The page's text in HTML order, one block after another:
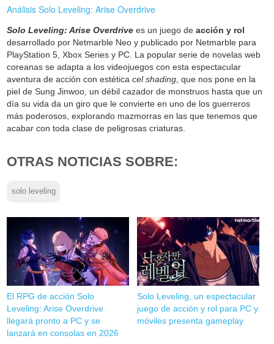
Análisis Solo Leveling: Arise Overdrive
Solo Leveling: Arise Overdrive es un juego deacción y rol
desarrollado por Netmarble Neo y publicado por Netmarble para
PlayStation 5, Xbox Series y PC. La popular serie de novelas web
coreanas se adapta a los videojuegos con esta espectacular
aventura de acción con estéticacel shading, que nos pone en la
piel de Sung Jinwoo, un débil cazador de monstruos hasta que un
día su vida da un giro que le convierte en uno de los guerreros
más poderosos, explorando mazmorras en las que tenemos que
acabar con toda clase de peligrosas criaturas.
OTRAS NOTICIAS SOBRE:
solo leveling
El RPG de acción Solo
Leveling: Arise Overdrive
llegará pronto a PC y se
lanzará en consolas en 2026
Solo Leveling, un espectacular
juego de acción y rol para PC y
móviles presenta gameplay